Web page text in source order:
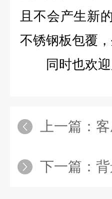
且不会产生新
不锈钢板包覆
同时也欢迎
上一篇：
下一篇：